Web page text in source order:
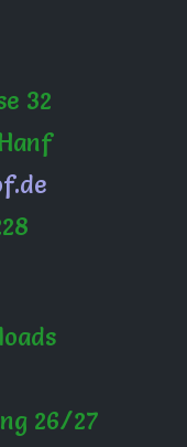
32
26/27